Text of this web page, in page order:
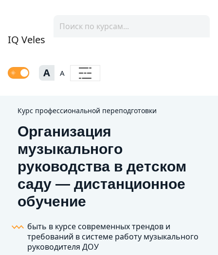
IQ Veles
A A
Курс профессиональной переподготовки
Организация
музыкального
руководства в детском
саду — дистанционное
обучение
быть в курсе современных трендов и
требований в системе работу музыкального
руководителя ДОУ